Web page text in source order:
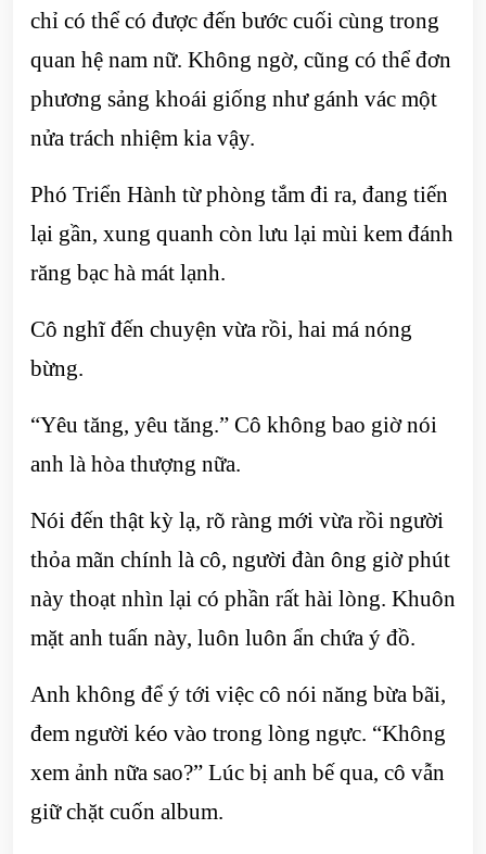
chỉ có thể có được đến bước cuối cùng trong
quan hệ nam nữ. Không ngờ, cũng có thể đơn
phương sảng khoái giống như gánh vác một
nửa trách nhiệm kia vậy.
Phó Triển Hành từ phòng tắm đi ra, đang tiến
lại gần, xung quanh còn lưu lại mùi kem đánh
răng bạc hà mát lạnh.
Cô nghĩ đến chuyện vừa rồi, hai má nóng
bừng.
“Yêu tăng, yêu tăng.” Cô không bao giờ nói
anh là hòa thượng nữa.
Nói đến thật kỳ lạ, rõ ràng mới vừa rồi người
thỏa mãn chính là cô, người đàn ông giờ phút
này thoạt nhìn lại có phần rất hài lòng. Khuôn
mặt anh tuấn này, luôn luôn ẩn chứa ý đồ.
Anh không để ý tới việc cô nói năng bừa bãi,
đem người kéo vào trong lòng ngực. “Không
xem ảnh nữa sao?” Lúc bị anh bế qua, cô vẫn
giữ chặt cuốn album.